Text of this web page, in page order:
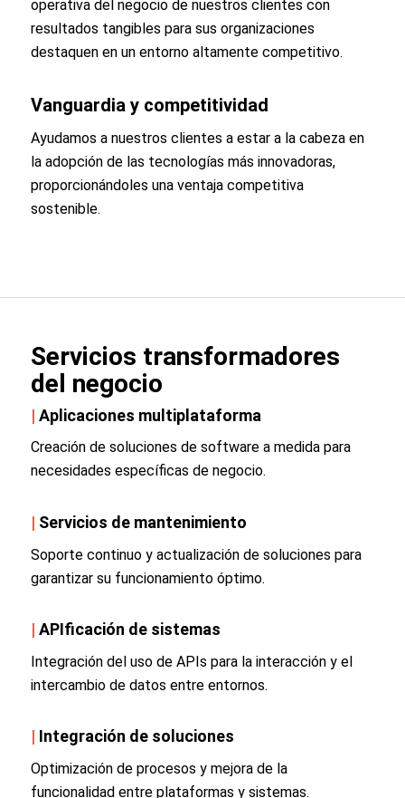
operativa del negocio de nuestros clientes con
resultados tangibles para sus organizaciones
destaquen en un entorno altamente competitivo.
Vanguardia y competitividad
Ayudamos a nuestros clientes a estar a la cabeza en
la adopción de las tecnologías más innovadoras,
proporcionándoles una ventaja competitiva
sostenible.
Servicios transformadores
del negocio
| Aplicaciones multiplataforma
Creación de soluciones de software a medida para
necesidades específicas de negocio.
| Servicios de mantenimiento
Soporte continuo y actualización de soluciones para
garantizar su funcionamiento óptimo.
| APIficación de sistemas
Integración del uso de APIs para la interacción y el
intercambio de datos entre entornos.
| Integración de soluciones
Optimización de procesos y mejora de la
funcionalidad entre plataformas y sistemas.